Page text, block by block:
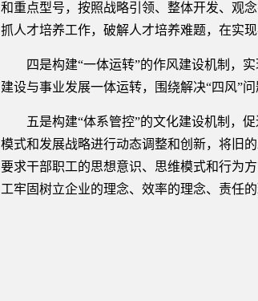
和重点型号，按照战略引领、整体开发、观
抓人才培养工作，破解人才培养难题，在实
四是构建“一体运转”的作风建设机制，实
建设与事业发展一体运转，围绕解决“四风”
五是构建“体系管控”的文化建设机制，促
模式和发展战略进行动态调整和创新，将旧
要求干部职工的思想意识、思维模式和行为
工牢固树立企业的理念、效率的理念、责任